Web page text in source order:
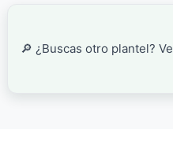
🔎 ¿Buscas otro plantel?